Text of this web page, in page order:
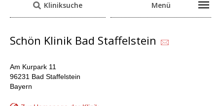
Kliniksuche Menü
Schön Klinik Bad Staffelstein
Am Kurpark 11
96231 Bad Staffelstein
Bayern